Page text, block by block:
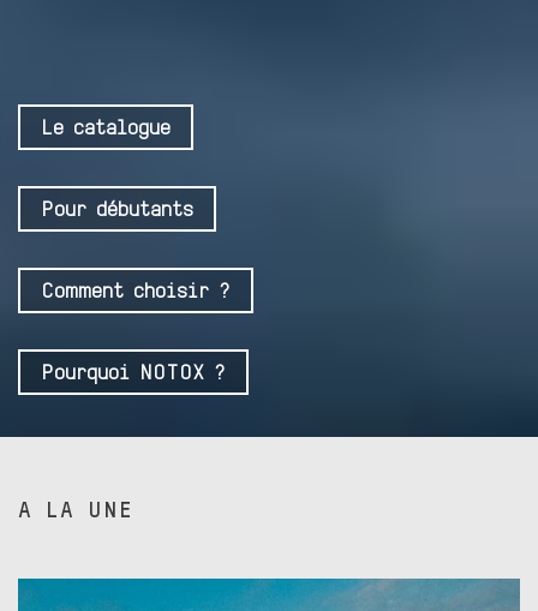
Le catalogue
Pour débutants
Comment choisir ?
Pourquoi NOTOX ?
A LA UNE